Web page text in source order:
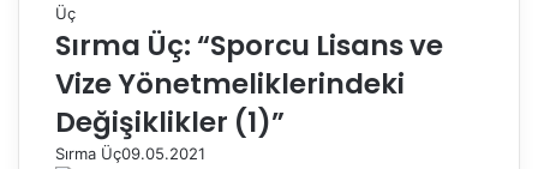
Sırma Üç: “Sporcu Lisans ve
Vize Yönetmeliklerindeki
Değişiklikler (1)”
Sırma Üç09.05.2021